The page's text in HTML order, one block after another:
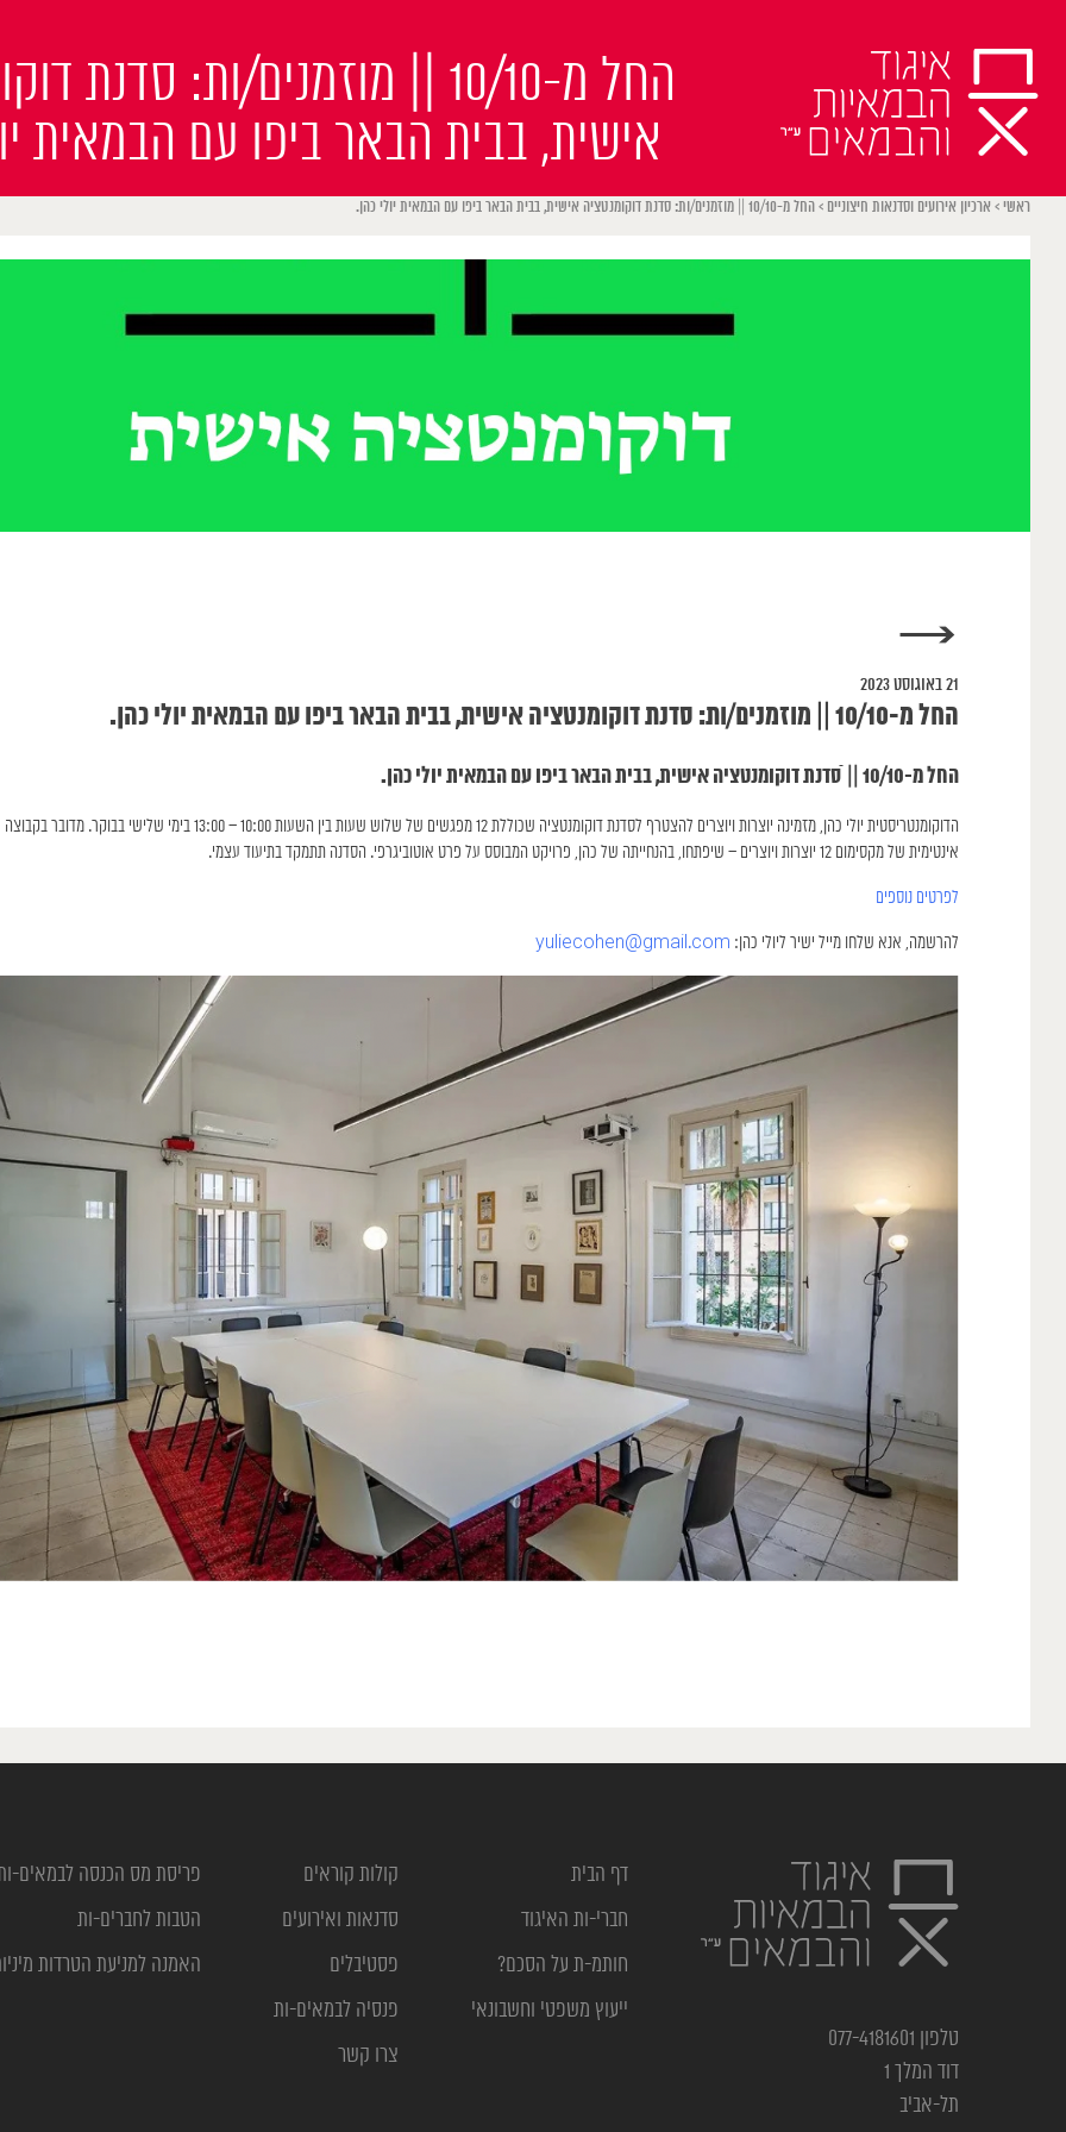
החל מ-10/10 || מוזמנים/ות: סדנת
אישית, בבית הבאר ביפו עם הבמאית
ראשי > ארכיון אירועים וסדנאות חיצוניים > החל מ-10/10 || מוזמנים/ות: סדנת דוקומנטציה אישית, בבית הבאר ביפו עם הבמאית יולי כהן.
→
21 באוגוסט 2023
החל מ-10/10 || מוזמנים/ות: סדנת דוקומנטציה אישית, בבית הבאר ביפו עם הבמאית יולי כהן.
החל מ-10/10 || ֿסדנת דוקומנטציה אישית, בבית הבאר ביפו עם הבמאית יולי כהן.
הדוקומנטריסטית יולי כהן, מזמינה יוצרות ויוצרים להצטרף לסדנת דוקומנטציה שכוללת 12 מפגשים של שלוש שעות בין השעות 10:00 – 13:00 בימי שלישי בבוקר. מדובר בקבוצה
אינטימית של מקסימום 12 יוצרות ויוצרים – שיפתחו, בהנחייתה של כהן, פרויקט המבוסס על פרט אוטוביגרפי. הסדנה תתמקד בתיעוד עצמי.
לפרטים נוספים
להרשמה, אנא שלחו מייל ישיר ליולי כהן: yuliecohen@gmail.com
טלפון 077-4181601
דוד המלך 1
תל-אביב
דף הבית
חברי-ות האיגוד
חותמ-ת על הסכם?
ייעוץ משפטי וחשבונאי
קולות קוראים
סדנאות ואירועים
פסטיבלים
פנסיה לבמאים-ות
צרו קשר
פריסת מס הכנסה לבמאים-
הטבות לחברים-ות
האמנה למניעת הטרדות